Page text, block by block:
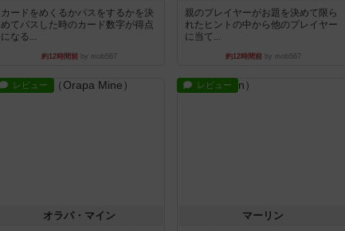
カードをめくるかパスをするかを決
めてパスした時のカード数字が得点
になる...
約12時間前by mob567
親のプレイヤーがお題を決めて限ら
れたヒントの中から他のプレイヤー
に当て...
約12時間前by mob567
レビュー
オラパ・マイン
レビュー
マーリン